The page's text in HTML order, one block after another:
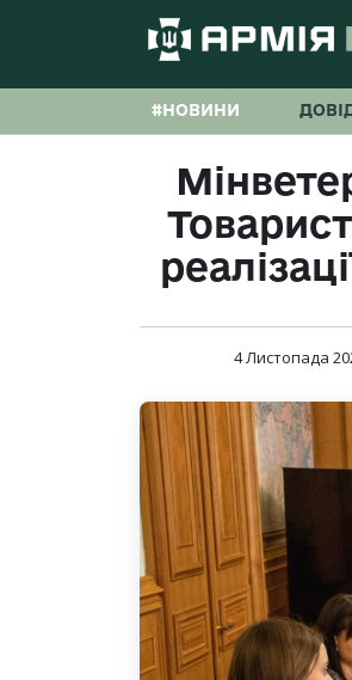
#НОВИНИ
4 Листопада